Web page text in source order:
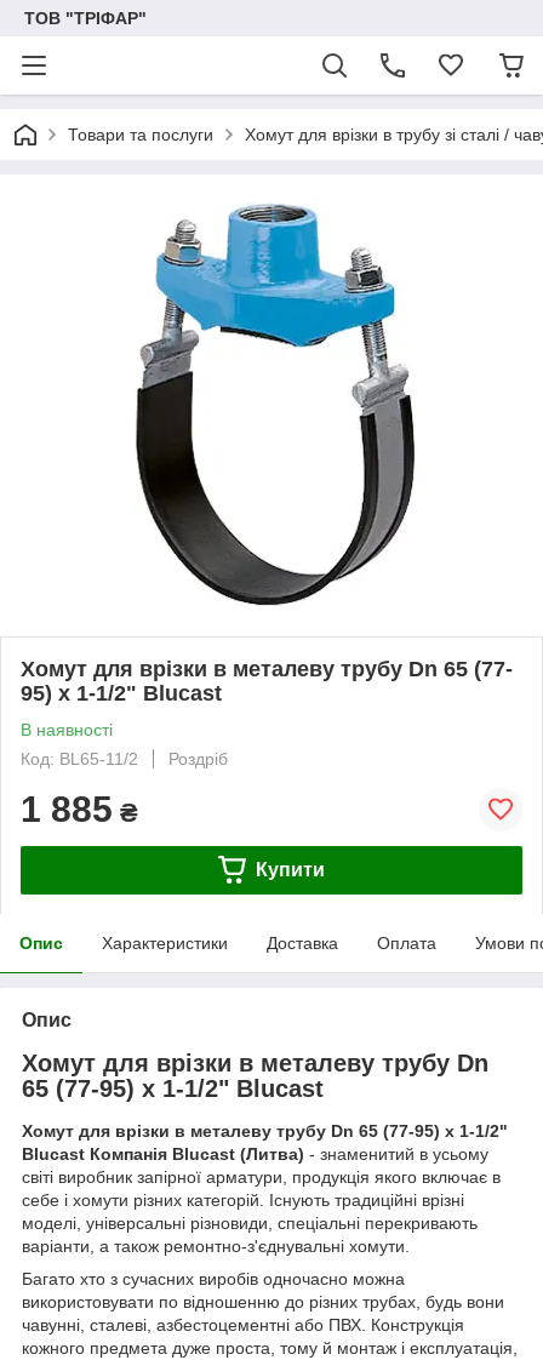
ТОВ "ТРІФАР"
Товари та послуги Хомут для врізки в трубу зі сталі /
Хомут для врізки в металеву трубу Dn 65 (77-
95) х 1-1/2" Blucast
В наявності
Код: BL65-11/2
Роздріб
1 885 ₴
Купити
Опис Характеристики Доставка Оплата Умови
Опис
Хомут для врізки в металеву трубу Dn
65 (77-95) х 1-1/2" Blucast
Хомут для врізки в металеву трубу Dn 65 (77-95) х 1-1/2"
Blucast Компанія Blucast (Литва) - знаменитий в усьому
світі виробник запірної арматури, продукція якого включає в
себе і хомути різних категорій. Існують традиційні врізні
моделі, універсальні різновиди, спеціальні перекривають
варіанти, а також ремонтно-з'єднувальні хомути.
Багато хто з сучасних виробів одночасно можна
використовувати по відношенню до різних трубах, будь вони
чавунні, сталеві, азбестоцементні або ПВХ. Конструкція
кожного предмета дуже проста, тому й монтаж і експлуатація,